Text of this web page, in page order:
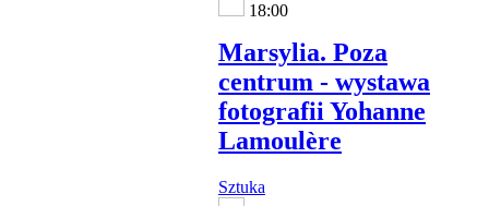
18:00
Marsylia. Poza
centrum - wystawa
fotografii Yohanne
Lamoulère
Sztuka